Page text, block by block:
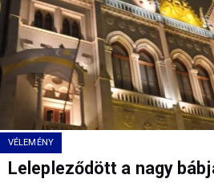
VÉLEMÉNY
Lelepleződött a nagy